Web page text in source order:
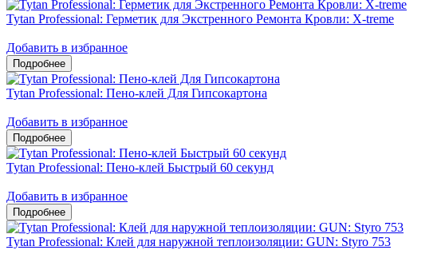
Tytan Professional: Герметик для Экстренного Ремонта Кровли: X-treme
Добавить в избранное
Tytan Professional: Пено-клей Для Гипсокартона
Добавить в избранное
Tytan Professional: Пено-клей Быстрый 60 секунд
Добавить в избранное
Tytan Professional: Клей для наружной теплоизоляции: GUN: Styro 753